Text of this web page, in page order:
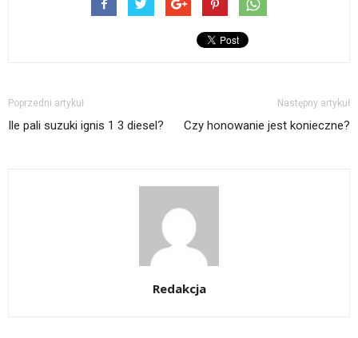
Poprzedni artykuł
Ile pali suzuki ignis 1 3 diesel?
Następny artykuł
Czy honowanie jest konieczne?
Redakcja